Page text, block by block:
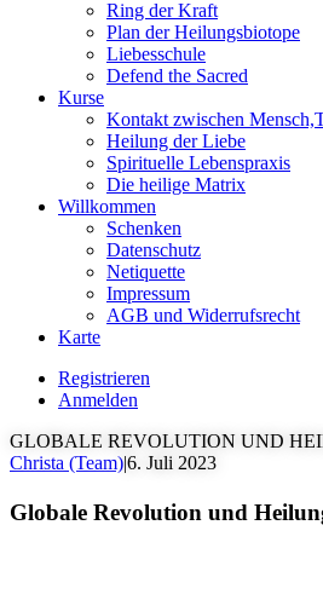
Ring der Kraft
Plan der Heilungsbiotope
Liebesschule
Defend the Sacred
Kurse
Kontakt zwischen
Heilung der Liebe
Spirituelle Lebenspraxis
Die heilige Matrix
Willkommen
Schenken
Datenschutz
Netiquette
Impressum
AGB und Widerrufsrecht
Karte
Registrieren
Anmelden
GLOBALE REVOLUTION UND
Christa (Team)|6. Juli 2023
Globale Revolution und